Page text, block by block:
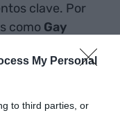
My Personal
to third parties, or
clave. Por
como Gay
aquí grandes